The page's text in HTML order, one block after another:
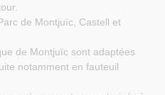
de Montjuïc, Castell et
de Montjuïc sont adaptées
notamment en fauteuil